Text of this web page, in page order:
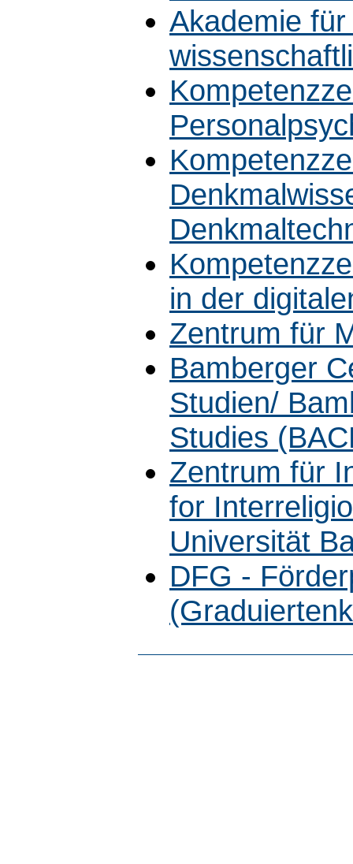
Akademie
in der
Zentrum für
Bamberger
Studien/
Studies
Zentrum für
for
Universität
DFG -